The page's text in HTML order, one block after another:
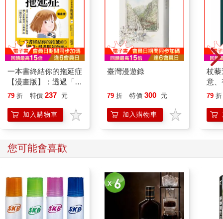
一本書終結你的拖延症
【漫畫版】：透過「小
行動」打開大腦的行動
「行動派」的37個科
學方法
79 折 特價 237 元
加入購物車
臺灣漫遊錄
79 折 特價 300 元
加入購物車
杖
意
恭
79 折
您可能會喜歡